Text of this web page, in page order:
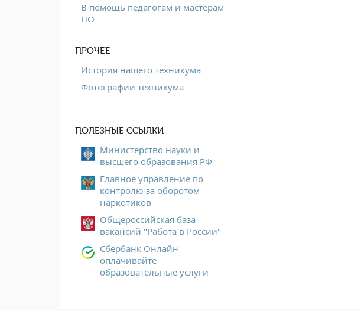
В помощь педагогам и мастерам
ПО
ПРОЧЕЕ
История нашего техникума
Фотографии техникума
ПОЛЕЗНЫЕ ССЫЛКИ
Министерство науки и
высшего образования РФ
Главное управление по
контролю за оборотом
наркотиков
Общероссийская база
вакансий "Работа в России"
Сбербанк Онлайн -
оплачивайте
образовательные услуги